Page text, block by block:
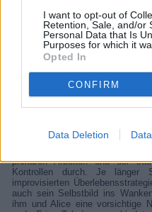
I want to opt-out of
Retention, Sale, and/or
Personal Data that Is
Purposes for which it
Opted In
CONFIRM
Data Deletion
Zehn Jahre ist es her, dass
gekommen ist, um seine
hält er sich seitdem mit
ihm in einem Restaurant eine
scheint ein geregeltes Leben
legalisieren, beantragt er
abgelehnt wird. Samba wird von
in Abschiebehaft gebracht. Dort
engagiert. Während sie für sich
wieder Halt zu finden, lässt
prekären Arbeiten und der
Kontrollen durch. Je länger
improvisierten
auch sein Selbstbild ins
ihm und Alice eine vorsichtige